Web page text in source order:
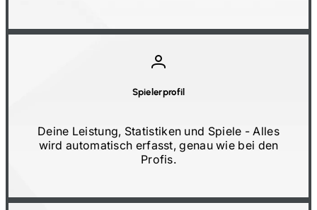
Spielerprofil
Deine Leistung, Statistiken und Spiele -Alles
wird automatisch erfasst, genau wie bei den
Profis.